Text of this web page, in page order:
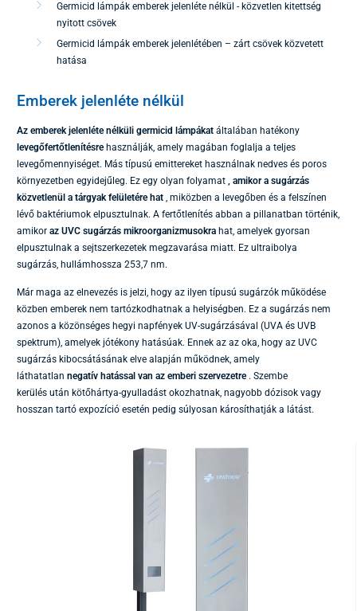
Germicid lámpák emberek jelenléte nélkül - közvetlen kitettség
nyitott csövek
Germicid lámpák emberek jelenlétében – zárt csövek közvetett
hatása
Emberek jelenléte nélkül
Az emberek jelenléte nélküli germicid lámpákat általában hatékony
levegőfertőtlenítésrehasználják, amely magában foglalja a teljes
levegőmennyiséget. Más típusú emittereket használnak nedves és poros
környezetben egyidejűleg. Ez egy olyan folyamat , amikor a sugárzás
közvetlenül a tárgyak felületére hat , miközben a levegőben és a felszínen
lévő baktériumok elpusztulnak. A fertőtlenítés abban a pillanatban történik,
amikor az UVC sugárzás mikroorganizmusokra hat, amelyek gyorsan
elpusztulnak a sejtszerkezetek megzavarása miatt. Ez ultraibolya
sugárzás, hullámhossza 253,7 nm.
Már maga az elnevezés is jelzi, hogy az ilyen típusú sugárzók működése
közben emberek nem tartózkodhatnak a helyiségben. Ez a sugárzás nem
azonos a közönséges hegyi napfények UV-sugárzásával (UVA és UVB
spektrum), amelyek jótékony hatásúak. Ennek az az oka, hogy az UVC
sugárzás kibocsátásának elve alapján működnek, amely
láthatatlan negatív hatással van az emberi szervezetre. Szembe
kerülés után kötőhártya-gyulladást okozhatnak, nagyobb dózisok vagy
hosszan tartó expozíció esetén pedig súlyosan károsíthatják a látást.